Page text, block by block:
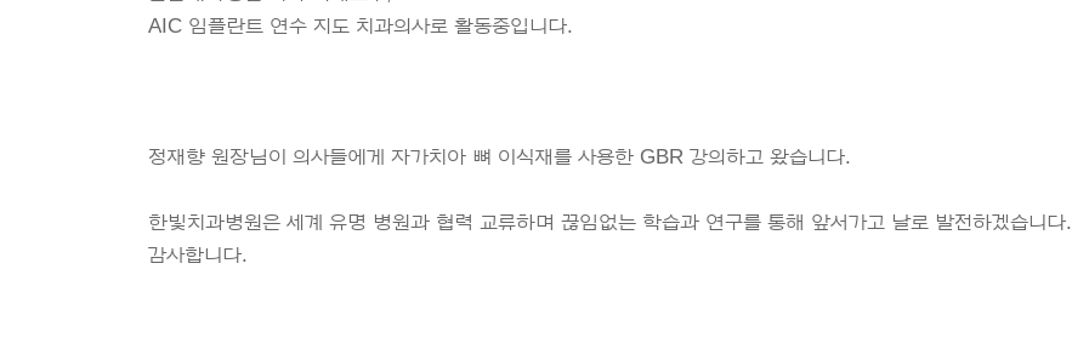
AIC 임플란트 연수 지도 치과의사로 활동중입니다.
정재향 원장님이 의사들에게 자가치아 뼈 이식재를 사용한 GBR 강의하고 왔습니다.
한빛치과병원은 세계 유명 병원과 협력 교류하며 끊임없는 학습과 연구를 통해 앞서가고 날로 발전하겠습니다.
감사합니다.